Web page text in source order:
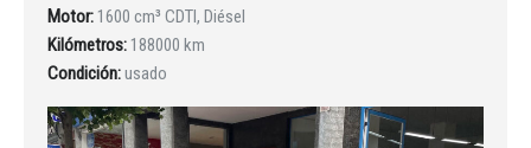
Motor: 1600 cm³ CDTI, Diésel
Kilómetros: 188000 km
Condición:usado